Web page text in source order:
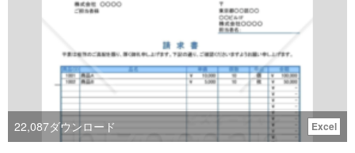
22,087ダウンロード Excel